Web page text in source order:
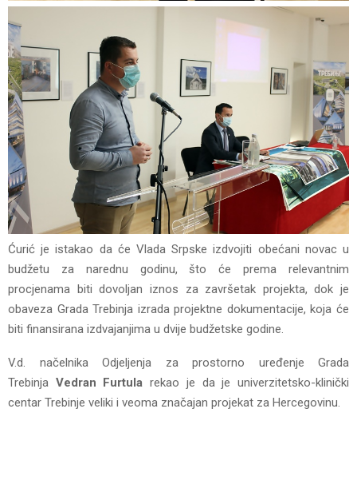
Ćurić je istakao da će Vlada Srpske izdvojiti obećani novac u
budžetu za narednu godinu, što će prema relevantnim
procjenama biti dovoljan iznos za završetak projekta, dok je
obaveza Grada Trebinja izrada projektne dokumentacije, koja će
biti finansirana izdvajanjima u dvije budžetske godine.
V.d. načelnika Odjeljenja za prostorno uređenje Grada
Trebinja Vedran Furtula rekao je da je univerzitetsko-klinički
centar Trebinje veliki i veoma značajan projekat za Hercegovinu.